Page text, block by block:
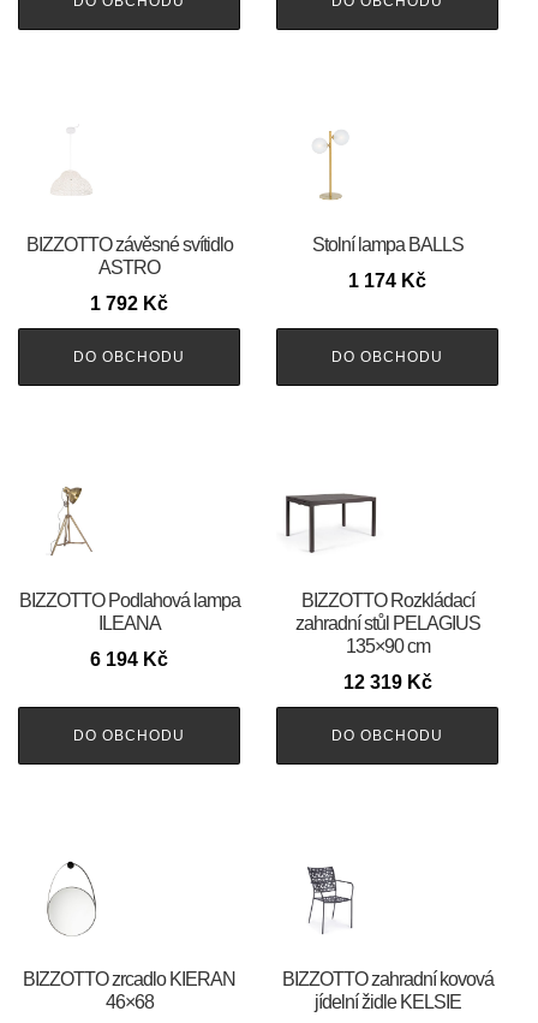
BIZZOTTO závěsné svítidlo
ASTRO
1 792 Kč
DO OBCHODU
Stolní lampa BALLS
1 174 Kč
DO OBCHODU
BIZZOTTO Podlahová lampa
ILEANA
6 194 Kč
DO OBCHODU
BIZZOTTO Rozkládací
zahradní stůl PELAGIUS
135×90 cm
12 319 Kč
DO OBCHODU
BIZZOTTO zrcadlo KIERAN
46×68
BIZZOTTO zahradní kovová
jídelní židle KELSIE